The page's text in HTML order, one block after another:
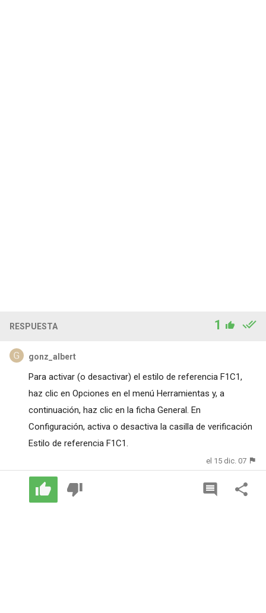
RESPUESTA 1
gonz_albert
Para activar (o desactivar) el estilo de referencia F1C1,
haz clic en Opciones en el menú Herramientas y, a
continuación, haz clic en la ficha General. En
Configuración, activa o desactiva la casilla de verificación
Estilo de referencia F1C1.
el 15 dic. 07